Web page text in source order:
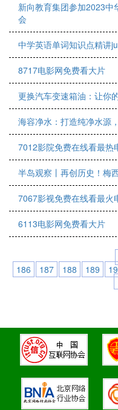
新向教育集团参加2023中
会
中学英语单词知识点精讲
8717电影网免费看大片
更换汽车变速箱油：让你
海容净水：打造纯净水源
7012影院免费在线看最热
半岛观察丨再创历史！梅
7067影视免费在线看最火
6113电影网免费看大片
186
187 188 189